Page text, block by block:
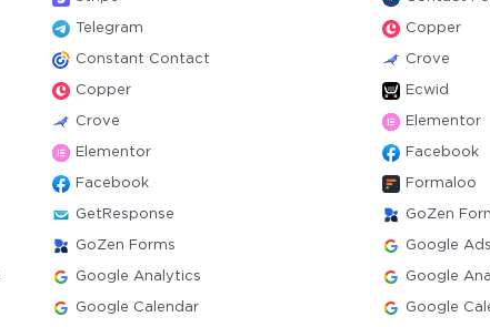
Telegram
Constant Contact
Copper
Crove
Elementor
Facebook
GetResponse
GoZen Forms
Google Analytics
Google Calendar
Copper
Crove
Ecwid
Elementor
Facebook
Formaloo
GoZen
Google Ads
Google
Google